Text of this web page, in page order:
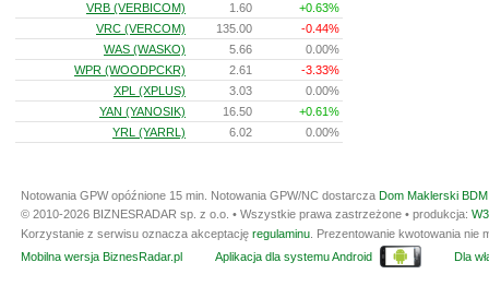
VRB (VERBICOM)
1.60
+0.63%
VRC (VERCOM)
135.00
-0.44%
WAS (WASKO)
5.66
0.00%
WPR (WOODPCKR)
2.61
-3.33%
XPL (XPLUS)
3.03
0.00%
YAN (YANOSIK)
16.50
+0.61%
YRL (YARRL)
6.02 0.00%
Notowania GPW opóźnione 15 min. Notowania GPW/NC dostarcza Dom Maklerski
© 2010-2026 BIZNESRADAR sp. z o.o. • Wszystkie prawa zastrzeżone • produkcja:
Korzystanie z serwisu oznacza akceptację regulaminu . Prezentowanie kwotowania
Mobilna wersja BiznesRadar.pl
Aplikacja dla systemu Android Dla